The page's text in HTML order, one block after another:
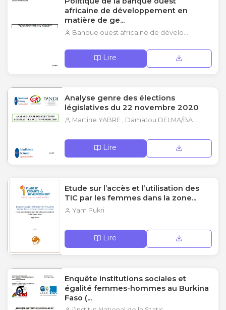
africaine de développement en
matière de ge...
Banque ouest africaine de dévelo...
Lire
Analyse genre des élections
législatives du 22 novembre 2020
Martine YABRE , Damatou DELMA/BA...
Lire
Etude sur l’accès et l’utilisation des
TIC par les femmes dans la zone...
Yam Pukri
Lire
Enquête institutions sociales et
égalité femmes-hommes au Burkina
Faso (...